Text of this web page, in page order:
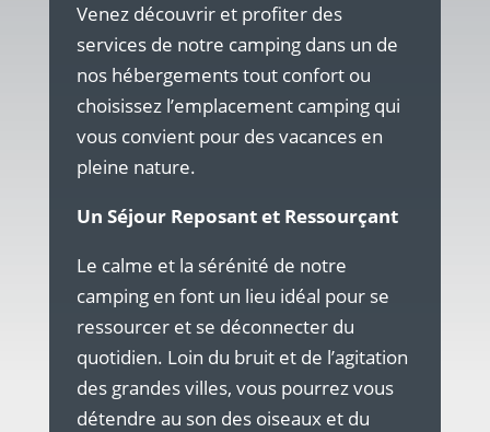
Venez découvrir et profiter des
services de notre camping dans un de
nos hébergements tout confort ou
choisissez l’emplacement camping qui
vous convient pour des vacances en
pleine nature.
Un Séjour Reposant et Ressourçant
Le calme et la sérénité de notre
camping en font un lieu idéal pour se
ressourcer et se déconnecter du
quotidien. Loin du bruit et de l’agitation
des grandes villes, vous pourrez vous
détendre au son des oiseaux et du